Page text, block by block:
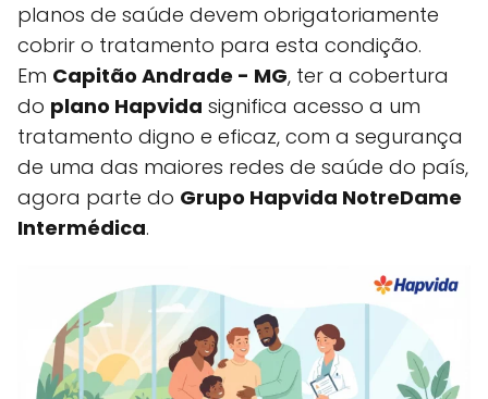
planos de saúde devem obrigatoriamente
cobrir o tratamento para esta condição.
Em Capitão Andrade - MG, ter a cobertura
do plano Hapvida significa acesso a um
tratamento digno e eficaz, com a segurança
de uma das maiores redes de saúde do país,
agora parte do Grupo Hapvida NotreDame
Intermédica.